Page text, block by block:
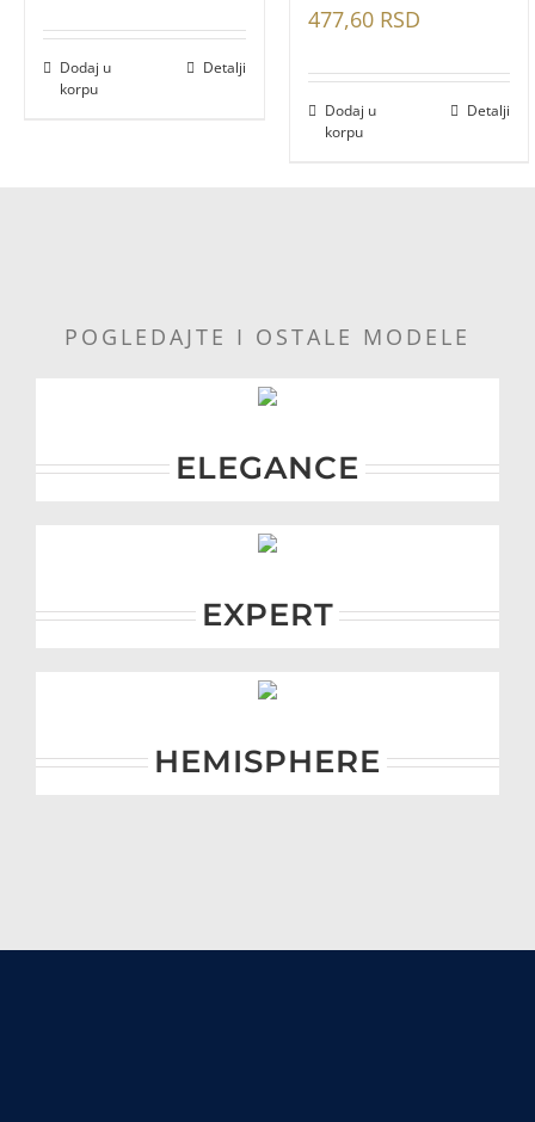
Dodaj u
korpu
Detalji
477,60 RSD
Dodaj u
korpu
Detalji
POGLEDAJTE I OSTALE MODELE
ELEGANCE
EXPERT
HEMISPHERE